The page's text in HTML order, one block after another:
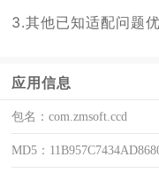
3.其他已知适配问题
应用信息
包名：com.zmsoft.ccd
MD5：